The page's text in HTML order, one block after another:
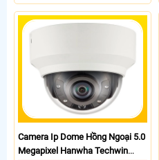
Camera Ip Dome Hồng Ngoại 5.0
Megapixel Hanwha Techwin